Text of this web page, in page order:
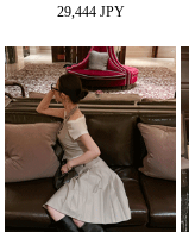
29,444 JPY